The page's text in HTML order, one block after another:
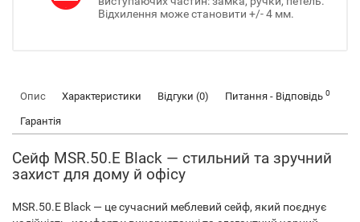
Відхилення може становити +/- 4 мм.
Опис Характеристики Відгуки (0) Питання - Відповідь 0
Гарантія
Сейф MSR.50.E Black — стильний та зручний
захист для дому й офісу
MSR.50.E Black — це сучасний меблевий сейф, який поєднує